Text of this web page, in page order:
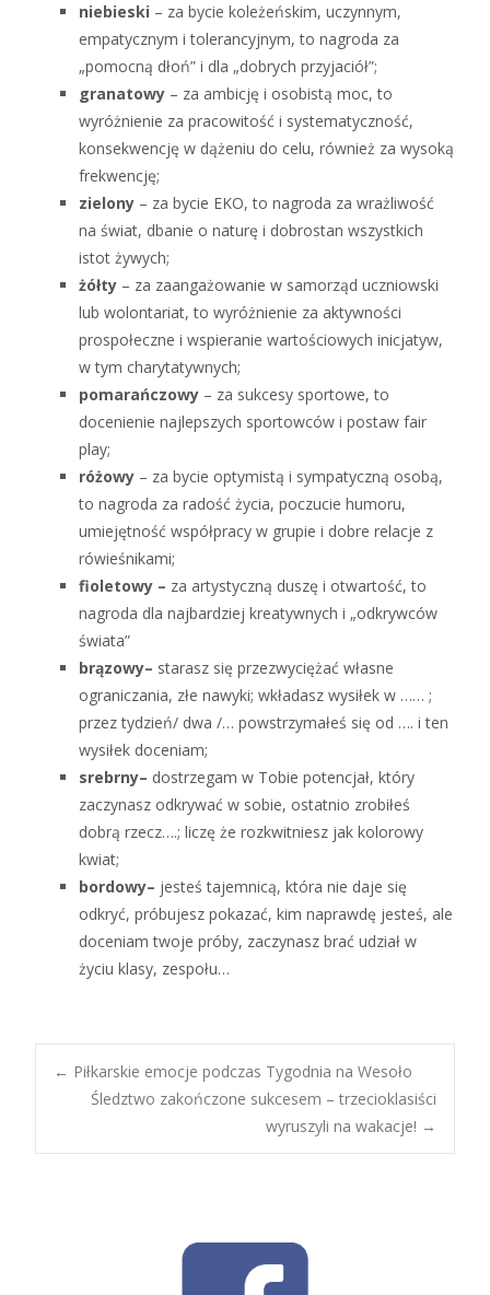
niebieski – za bycie koleżeńskim, uczynnym,
empatycznym i tolerancyjnym, to nagroda za
„pomocną dłoń” i dla „dobrych przyjaciół”;
granatowy – za ambicję i osobistą moc, to
wyróżnienie za pracowitość i systematyczność,
konsekwencję w dążeniu do celu, również za wysoką
frekwencję;
zielony – za bycie EKO, to nagroda za wrażliwość
na świat, dbanie o naturę i dobrostan wszystkich
istot żywych;
żółty – za zaangażowanie w samorząd uczniowski
lub wolontariat, to wyróżnienie za aktywności
prospołeczne i wspieranie wartościowych inicjatyw,
w tym charytatywnych;
pomarańczowy – za sukcesy sportowe, to
docenienie najlepszych sportowców i postaw fair
play;
różowy – za bycie optymistą i sympatyczną osobą,
to nagroda za radość życia, poczucie humoru,
umiejętność współpracy w grupie i dobre relacje z
rówieśnikami;
fioletowy – za artystyczną duszę i otwartość, to
nagroda dla najbardziej kreatywnych i „odkrywców
świata”
brązowy– starasz się przezwyciężać własne
ograniczania, złe nawyki; wkładasz wysiłek w …… ;
przez tydzień/ dwa /… powstrzymałeś się od …. i ten
wysiłek doceniam;
srebrny– dostrzegam w Tobie potencjał, który
zaczynasz odkrywać w sobie, ostatnio zrobiłeś
dobrą rzecz….; liczę że rozkwitniesz jak kolorowy
kwiat;
bordowy– jesteś tajemnicą, która nie daje się
odkryć, próbujesz pokazać, kim naprawdę jesteś, ale
doceniam twoje próby, zaczynasz brać udział w
życiu klasy, zespołu…
Post
navigation
← Piłkarskie emocje podczas Tygodnia na Wesoło
Śledztwo zakończone sukcesem – trzecioklasiści
wyruszyli na wakacje! →